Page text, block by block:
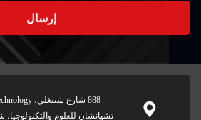
إرسال
تشيانشان للعلوم